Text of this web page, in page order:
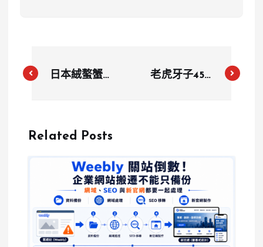
日本絨螯蟹驗
出戴奧辛超
數退運銷毀
老虎牙子45K
也可以談
Related Posts